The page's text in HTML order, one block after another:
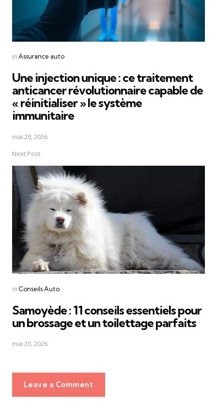
Posted
inAssurance auto
Une injection unique : ce traitement
anticancer révolutionnaire capable de
« réinitialiser » le système
immunitaire
mai 20, 2026
Next Post
Posted
in Conseils Auto
Samoyède : 11 conseils essentiels pour
un brossage et un toilettage parfaits
mai 20, 2026
Leave a Comment